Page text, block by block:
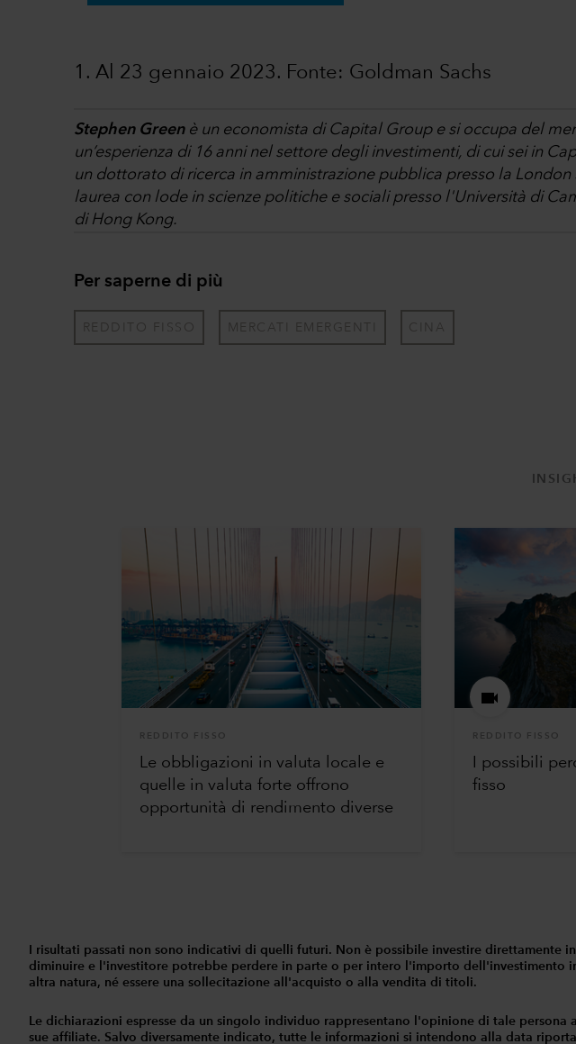
1. Al 23 gennaio 2023. Fonte: Goldman Sachs
Stephen Green è un economista di Capital Group e si occupa del
un’esperienza di 16 anni nel settore degli investimenti, di cui sei in
un dottorato di ricerca in amministrazione pubblica presso la London
laurea con lode in scienze politiche e sociali presso l'Università di
di Hong Kong.
Per saperne di più
REDDITO FISSO MERCATI EMERGENTI CINA
REDDITO FISSO
Le obbligazioni in valuta locale e
quelle in valuta forte offrono
opportunità di rendimento diverse
REDDITO FISSO
I possibili
fisso
I risultati passati non sono indicativi di quelli futuri. Non è possibile investire
diminuire e l'investitore potrebbe perdere in parte o per intero l'importo dell'investimento
altra natura, né essere una sollecitazione all'acquisto o alla vendita di titoli.
Le dichiarazioni espresse da un singolo individuo rappresentano l'opinione di tale
sue affiliate. Salvo diversamente indicato, tutte le informazioni si intendono alla data